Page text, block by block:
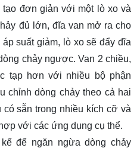
đơn giản với một lò xo và
đủ lớn, đĩa van mở ra cho
suất giảm, lò xo sẽ đẩy đĩa
chảy ngược. Van 2 chiều,
tạp hơn với nhiều bộ phận
chỉnh dòng chảy theo cả hai
sẵn trong nhiều kích cỡ và
với các ứng dụng cụ thể.
để ngăn ngừa dòng chảy